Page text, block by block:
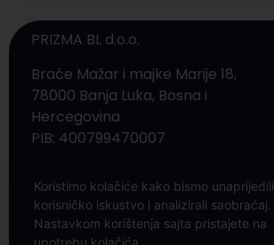
Koristimo kolačiće kako bismo unaprijedili
korisničko iskustvo i analizirali saobraćaj.
Nastavkom korištenja sajta pristajete na
upotrebu kolačića.
PRIZMA BL d.o.o.
Braće Mažar i majke Marije 18,
78000 Banja Luka, Bosna i
Hercegovina
PIB: 400799470007
Email: info@prizmabl.com